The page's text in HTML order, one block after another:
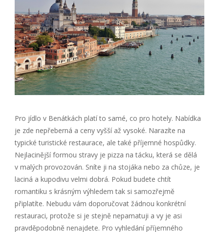
Pro jídlo v Benátkách platí to samé, co pro hotely. Nabídka
je zde nepřeberná a ceny vyšší až vysoké. Narazíte na
typické turistické restaurace, ale také příjemné hospůdky.
Nejlacinější formou stravy je pizza na tácku, která se dělá
v malých provozován. Sníte ji na stojáka nebo za chůze, je
laciná a kupodivu velmi dobrá. Pokud budete chtít
romantiku s krásným výhledem tak si samozřejmě
připlatíte. Nebudu vám doporučovat žádnou konkrétní
restauraci, protože si je stejně nepamatuji a vy je asi
pravděpodobně nenajdete. Pro vyhledání příjemného